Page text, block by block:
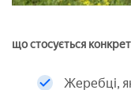
що стосується
Жеребці,